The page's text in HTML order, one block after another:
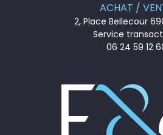
ACHAT /
2, Place Bellecour
Service
06 24 59 12